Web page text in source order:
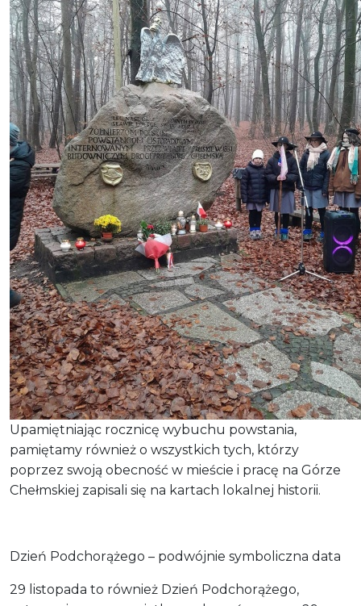
Upamiętniając rocznicę wybuchu powstania,
pamiętamy również o wszystkich tych, którzy
poprzez swoją obecność w mieście i pracę na Górze
Chełmskiej zapisali się na kartach lokalnej historii.
Dzień Podchorążego – podwójnie symboliczna data
29 listopada to również Dzień Podchorążego,